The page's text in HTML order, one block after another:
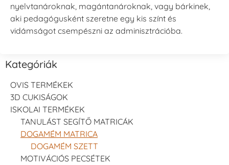
nyelvtanároknak, magántanároknak, vagy bárkinek,
aki pedagógusként szeretne egy kis színt és
vidámságot csempészni az adminisztrációba.
Kategóriák
OVIS TERMÉKEK
3D CUKISÁGOK
ISKOLAI TERMÉKEK
TANULÁST SEGÍTŐ MATRICÁK
DOGAMÉM MATRICA
DOGAMÉM SZETT
MOTIVÁCIÓS PECSÉTEK